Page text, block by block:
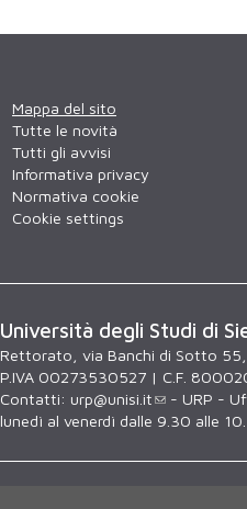
Mappa del sito
Tutte le novità
Tutti gli avvisi
Informativa privacy
Normativa cookie
Cookie settings
Università degli Studi di
Rettorato, via Banchi di Sotto 55,
P.IVA 00273530527 | C.F.
Contatti: urp@unisi.it
- URP -
lunedì al venerdì dalle 9.30 alle